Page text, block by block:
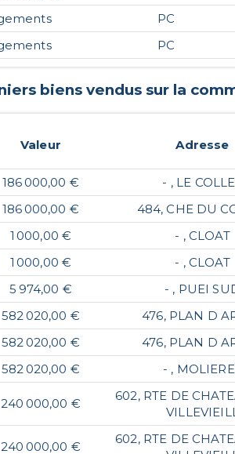
PC
PC
biens vendus sur la
Valeur Adresse
186 000,00 € - , LE
186 000,00 € 484, CHE DU
1 000,00 € - , CLOAT
1 000,00 € - , CLOAT
5 974,00 € - , PUEI
582 020,00 € 476, PLAN D
582 020,00 € 476, PLAN D
582 020,00 € - ,
240 000,00 €
602, RTE DE
240 000,00 €
602, RTE DE